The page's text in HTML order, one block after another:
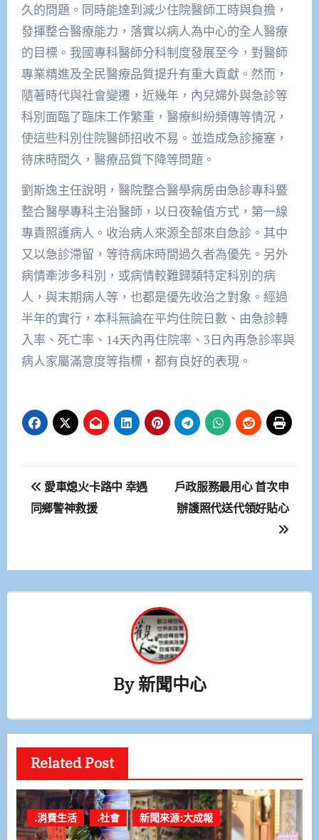
久的問題。同時能達到減少住院醫師工時與負擔，
發揮整合醫療能力，落實以病人為中心的全人醫療
的目標。我國專科醫師分科制度發展至今，對醫師
專業精進及全民醫療品質提升有重大貢獻。然而，
隨著時代與社會變遷，近幾年，內兒婦外與急診等
科別面臨了臨床工作繁重，醫療糾紛頻傳等情況，
使這些科別住院醫師招收不易。並造成急診擁塞，
待床時間久，醫療品質下降等問題。
劉斯逸主任說明，醫院整合醫學病房由急診專科暨
整合醫學專科主治醫師，以日夜輪值方式，第一線
專責照護病人。收治病人來源全部來自急診。其中
又以急診滯留，等待病床時間過久者為優先。另外
病情牽涉多科別，或病情較難歸類特定科別的病
人，與末期病人等，也都是優先收治之對象。經過
半年的實行，本科無論在平均住院日數、由急診轉
入率、死亡率、14天內再住院率、3日內再急診率與
病人家屬滿意度等指標，都有良好的表現。
文
章
覽
愛車熄火卡路中 幸遇
同鄉警神救援
戶政服務最用心 首次申
辦護照代送代領好貼心
By新聞中心
Related Post
.消費生活 .社會 新聞來源:大成報